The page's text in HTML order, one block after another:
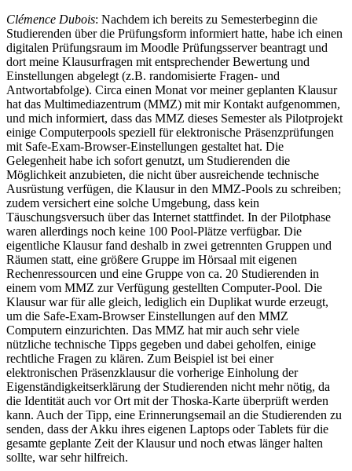
Clémence Dubois: Nachdem ich bereits zu Semesterbeginn die
Studierenden über die Prüfungsform informiert hatte, habe ich einen
digitalen Prüfungsraum im Moodle Prüfungsserver beantragt und
dort meine Klausurfragen mit entsprechender Bewertung und
Einstellungen abgelegt (z.B. randomisierte Fragen- und
Antwortabfolge). Circa einen Monat vor meiner geplanten Klausur
hat das Multimediazentrum (MMZ) mit mir Kontakt aufgenommen,
und mich informiert, dass das MMZ dieses Semester als Pilotprojekt
einige Computerpools speziell für elektronische Präsenzprüfungen
mit Safe-Exam-Browser-Einstellungen gestaltet hat. Die
Gelegenheit habe ich sofort genutzt, um Studierenden die
Möglichkeit anzubieten, die nicht über ausreichende technische
Ausrüstung verfügen, die Klausur in den MMZ-Pools zu schreiben;
zudem versichert eine solche Umgebung, dass kein
Täuschungsversuch über das Internet stattfindet. In der Pilotphase
waren allerdings noch keine 100 Pool-Plätze verfügbar. Die
eigentliche Klausur fand deshalb in zwei getrennten Gruppen und
Räumen statt, eine größere Gruppe im Hörsaal mit eigenen
Rechenressourcen und eine Gruppe von ca. 20 Studierenden in
einem vom MMZ zur Verfügung gestellten Computer-Pool. Die
Klausur war für alle gleich, lediglich ein Duplikat wurde erzeugt,
um die Safe-Exam-Browser Einstellungen auf den MMZ
Computern einzurichten. Das MMZ hat mir auch sehr viele
nützliche technische Tipps gegeben und dabei geholfen, einige
rechtliche Fragen zu klären. Zum Beispiel ist bei einer
elektronischen Präsenzklausur die vorherige Einholung der
Eigenständigkeitserklärung der Studierenden nicht mehr nötig, da
die Identität auch vor Ort mit der Thoska-Karte überprüft werden
kann. Auch der Tipp, eine Erinnerungsemail an die Studierenden zu
senden, dass der Akku ihres eigenen Laptops oder Tablets für die
gesamte geplante Zeit der Klausur und noch etwas länger halten
sollte, war sehr hilfreich.